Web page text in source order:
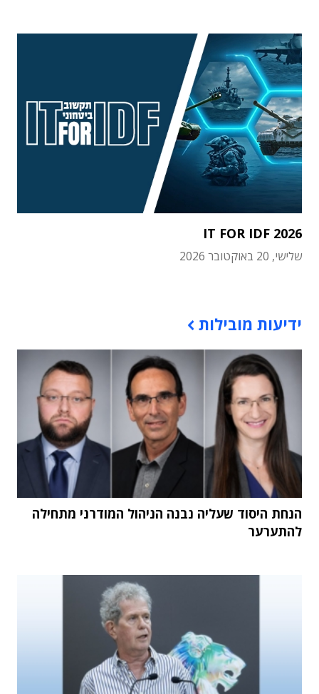
IT FOR IDF 2026
שלישי, 20 באוקטובר 2026
ידיעות מובילות
הנחת היסוד שעליה נבנה הניהול המודרני מתחילה
להתערער